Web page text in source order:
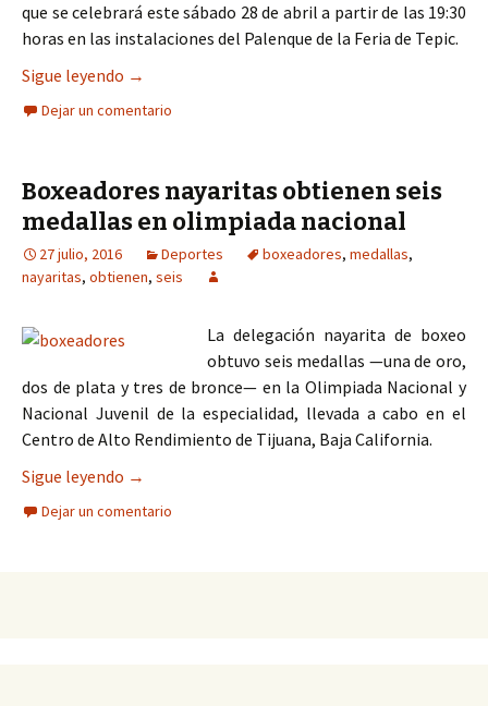
que se celebrará este sábado 28 de abril a partir de las 19:30
horas en las instalaciones del Palenque de la Feria de Tepic.
Sigue leyendo Boxeadores nayaritas se disputarán el
→
Dejar un comentario
Boxeadores nayaritas obtienen seis
medallas en olimpiada nacional
27 julio, 2016 Deportes boxeadores, medallas,
nayaritas, obtienen, seis
La delegación nayarita de boxeo
obtuvo seis medallas —una de oro,
dos de plata y tres de bronce— en la Olimpiada Nacional y
Nacional Juvenil de la especialidad, llevada a cabo en el
Centro de Alto Rendimiento de Tijuana, Baja California.
Sigue leyendo Boxeadores nayaritas obtienen seis medallas
→
Dejar un comentario